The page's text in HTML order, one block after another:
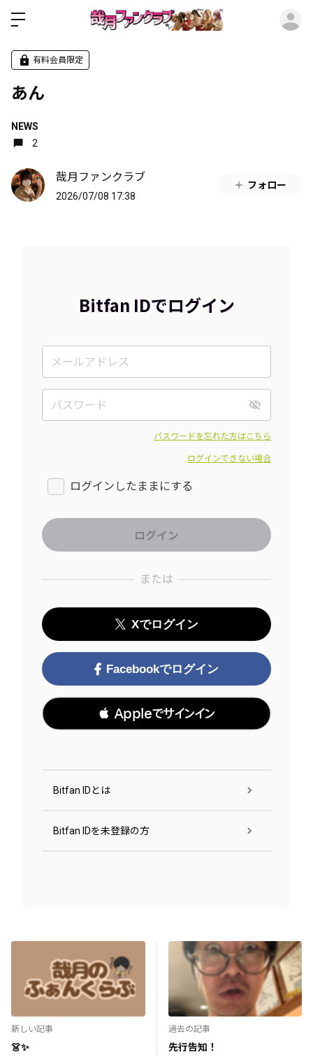
有料会員限定
あん
NEWS
2
哉月ファンクラブ
2026/07/08 17:38
フォロー
Bitfan IDでログイン
パスワードを忘れた方はこちら
ログインできない場合
ログインしたままにする
または
Xでログイン
Facebookでログイン
 Appleでサインイン
Bitfan IDとは
Bitfan IDを未登録の方
新しい記事
👗✨
過去の記事
先行告知！